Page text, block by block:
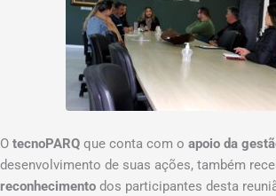
O tecnoPARQ que conta com o apoio da
desenvolvimento de suas ações, também
reconhecimento dos participantes desta